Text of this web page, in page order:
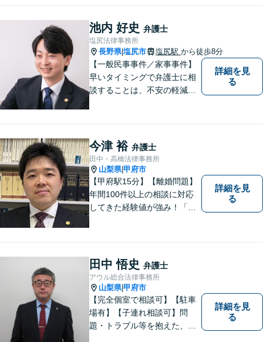
池内 好史 弁護士
塩尻法律事務所
長野県|塩尻市 塩尻駅 から徒歩8分
【一般民事事件／家事事件】
早いタイミングで弁護士に相
談することは、不安の軽減、
さい。
詳細を見
る
今津 裕 弁護士
田中・高橋法律事務所
山梨県|甲府市
【甲府駅15分】【離婚問題】
年間100件以上の相談に対応
してきた経験値が強み！「離
ちしています【相続】遺言書
の作成や相続人の紛争解決ま
で幅広く対応できます【初回
面談無料】
詳細を見
る
田中 悟史 弁護士
アウル総合法律事務所
山梨県|甲府市
【完全個室で相談可】【駐車
場有】【子連れ相談可】問
題・トラブル等を抱えた、ま
詳細を見
る